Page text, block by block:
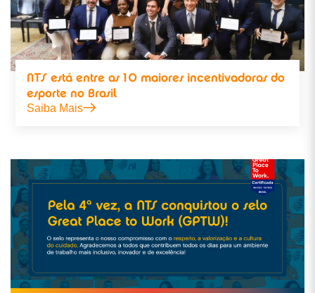
NTS está entre as 10 maiores incentivadoras do
esporte no Brasil
Saiba Mais